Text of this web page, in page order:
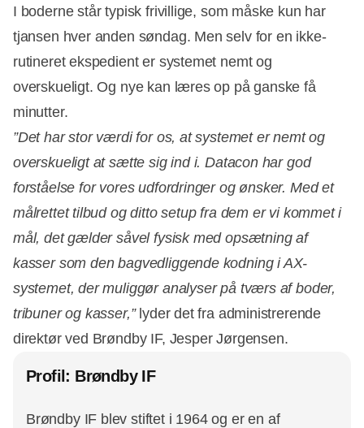
I boderne står typisk frivillige, som måske kun har
tjansen hver anden søndag. Men selv for en ikke-
rutineret ekspedient er systemet nemt og
overskueligt. Og nye kan læres op på ganske få
minutter.
”Det har stor værdi for os, at systemet er nemt og
overskueligt at sætte sig ind i. Datacon har god
forståelse for vores udfordringer og ønsker. Med et
målrettet tilbud og ditto setup fra dem er vi kommet i
mål, det gælder såvel fysisk med opsætning af
kasser som den bagvedliggende kodning i AX-
systemet, der muliggør analyser på tværs af boder,
tribuner og kasser,”lyder det fra administrerende
direktør ved Brøndby IF, Jesper Jørgensen.
Profil: Brøndby IF
Brøndby IF blev stiftet i 1964 og er en af